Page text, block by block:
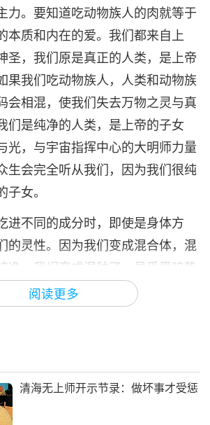
阅读更多
力。要知道吃动物族人的肉就等于
本质和内在的爱。我们都来自上
圣，我们原是真正的人类，是上帝
果我们吃动物族人，人类和动物族
会相混，使我们失去万物之灵与真
们是纯净的人类，是上帝的子女
光，与宇宙指挥中心的大明师力量
生会完全听从我们，因为我们很纯
女。
进不同的成分时，即使是身体方
的灵性。因为我们变成混合体，混
净，我们变成混种了，易受黑暗势
不再纯净了。因此，这种混合生物
，因为这种混合生物发出非常混淆
定为纯人类。
事。我们不想被消灭。我们不想被
清海无上师开示节录：做坏事才受惩